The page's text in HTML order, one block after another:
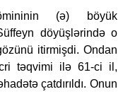
(ə) böyük
döyüşlərində o
itirmişdi. Ondan
təqvimi ilə 61-ci il,
çatdırıldı. Onun